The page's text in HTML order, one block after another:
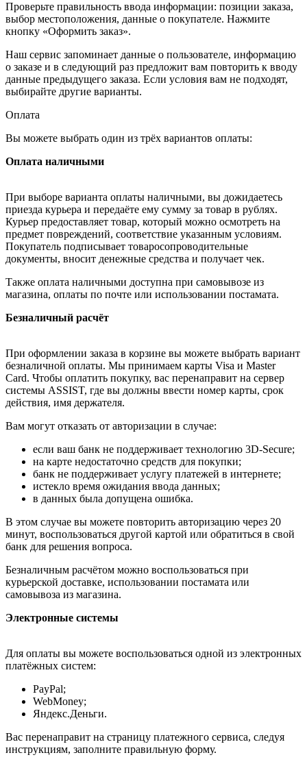
Проверьте правильность ввода информации: позиции заказа,
выбор местоположения, данные о покупателе. Нажмите
кнопку «Оформить заказ».
Наш сервис запоминает данные о пользователе, информацию
о заказе и в следующий раз предложит вам повторить к вводу
данные предыдущего заказа. Если условия вам не подходят,
выбирайте другие варианты.
Оплата
Вы можете выбрать один из трёх вариантов оплаты:
Оплата наличными
При выборе варианта оплаты наличными, вы дожидаетесь
приезда курьера и передаёте ему сумму за товар в рублях.
Курьер предоставляет товар, который можно осмотреть на
предмет повреждений, соответствие указанным условиям.
Покупатель подписывает товаросопроводительные
документы, вносит денежные средства и получает чек.
Также оплата наличными доступна при самовывозе из
магазина, оплаты по почте или использовании постамата.
Безналичный расчёт
При оформлении заказа в корзине вы можете выбрать вариант
безналичной оплаты. Мы принимаем карты Visa и Master
Card. Чтобы оплатить покупку, вас перенаправит на сервер
системы ASSIST, где вы должны ввести номер карты, срок
действия, имя держателя.
Вам могут отказать от авторизации в случае:
если ваш банк не поддерживает технологию 3D-Secure;
на карте недостаточно средств для покупки;
банк не поддерживает услугу платежей в интернете;
истекло время ожидания ввода данных;
в данных была допущена ошибка.
В этом случае вы можете повторить авторизацию через 20
минут, воспользоваться другой картой или обратиться в свой
банк для решения вопроса.
Безналичным расчётом можно воспользоваться при
курьерской доставке, использовании постамата или
самовывоза из магазина.
Электронные системы
Для оплаты вы можете воспользоваться одной из электронных
платёжных систем:
PayPal;
WebMoney;
Яндекс.Деньги.
Вас перенаправит на страницу платежного сервиса, следуя
инструкциям, заполните правильную форму.